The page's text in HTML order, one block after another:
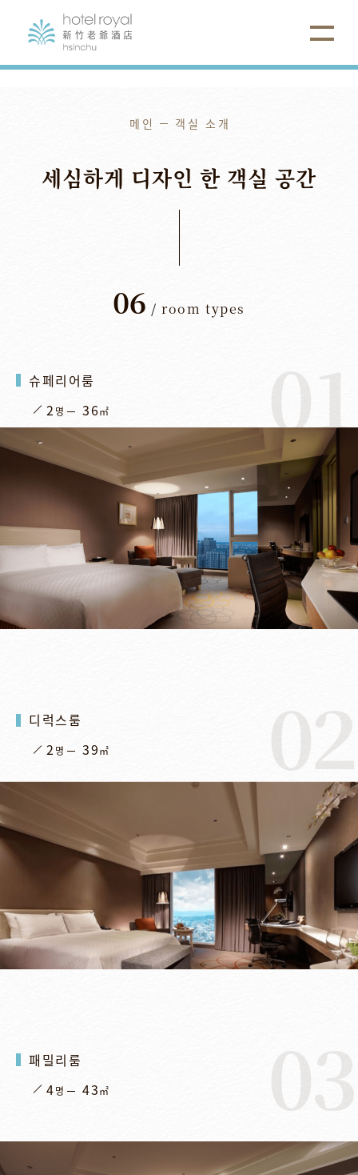
메인 객실 소개
세심하게 디자인 한 객실 공간
06 / room types
01
슈페리어룸
2 명 36㎡
02
디럭스룸
2 명 39㎡
03
패밀리룸
4명 43㎡